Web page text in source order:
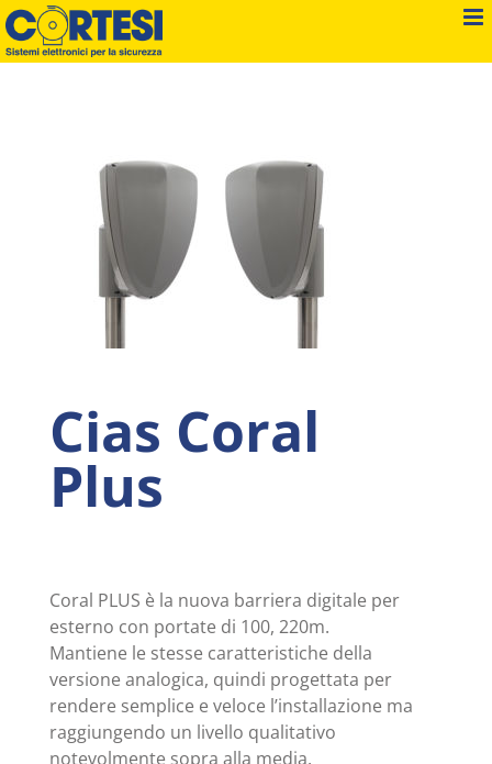
Salta
al
contenuto
Cias Coral
Plus
Coral PLUS è la nuova barriera digitale per
esterno con portate di 100, 220m.
Mantiene le stesse caratteristiche della
versione analogica, quindi progettata per
rendere semplice e veloce l’installazione ma
raggiungendo un livello qualitativo
notevolmente sopra alla media.